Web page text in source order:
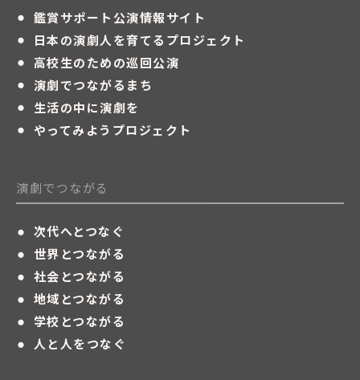
・ 鑑賞サポート公演情報サイト
・ 日本の演劇人を育てるプロジェクト
・ 高校生のための巡回公演
・ 演劇でつながるまち
・ 生活の中に演劇を
・ やってみようプロジェクト
演劇でつながる
・ 次代へとつなぐ
・ 世界とつながる
・ 社会とつながる
・ 地域とつながる
・ 学校とつながる
・ 人と人をつなぐ